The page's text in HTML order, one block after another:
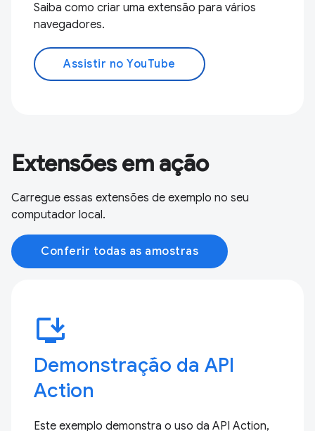
Saiba como criar uma extensão para vários
navegadores.
Assistir no YouTube
Extensões em ação
Carregue essas extensões de exemplo no seu
computador local.
Conferir todas as amostras
install_desktop
Demonstração da API
Action
Este exemplo demonstra o uso da API Action,